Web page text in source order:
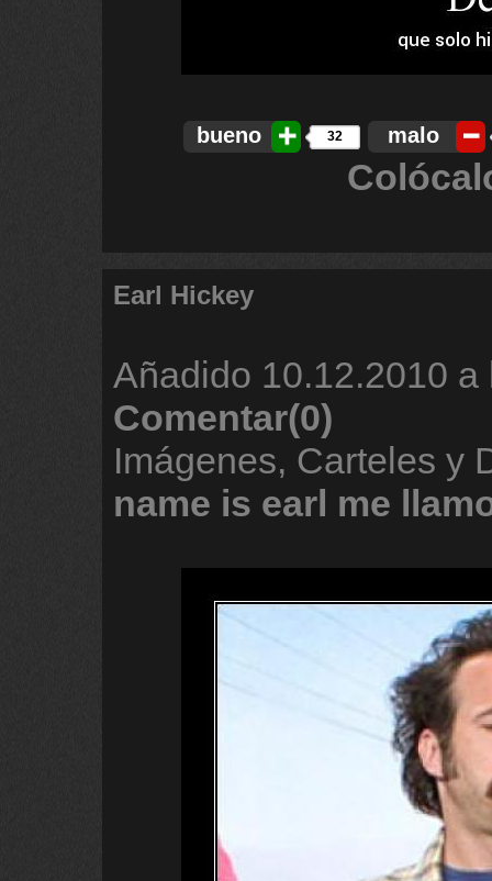
bueno 32 malo
Earl Hickey
Añadido 10.12.2010 a
Comentar(0)
Imágenes, Carteles y
name is earl me